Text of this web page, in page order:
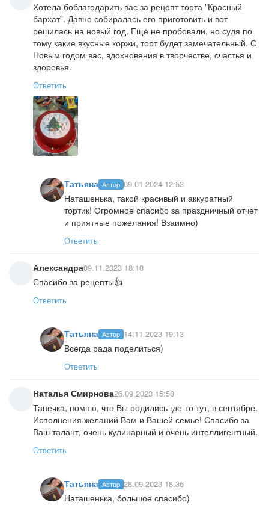
Хотела боблагодарить вас за рецепт торта "Красный
бархат". Давно собиралась его приготовить и вот
решилась на новый год. Ещё не пробовали, но судя по
тому какие вкусные коржи, торт будет замечательный. С
Новым годом вас, вдохновения в творчестве, счастья и
здоровья.
Ответить
Татьяна Автор 09.01.2024 12:53
Наташенька, такой красивый и аккуратный
тортик! Огромное спасибо за праздничный отчет
и приятные пожелания! Взаимно)
Ответить
Александра09.11.2023 18:10
Спасибо за рецепты👍
Ответить
Татьяна Автор 14.11.2023 19:13
Всегда рада поделиться)
Ответить
Наталья Смирнова26.09.2023 15:50
Танечка, помню, что Вы родились где-то тут, в сентябре.
Исполнения желаний Вам и Вашей семье! Спасибо за
Ваш талант, очень кулинарный и очень интеллигентный.
Ответить
Татьяна Автор 28.09.2023 18:36
Наташенька, большое спасибо)